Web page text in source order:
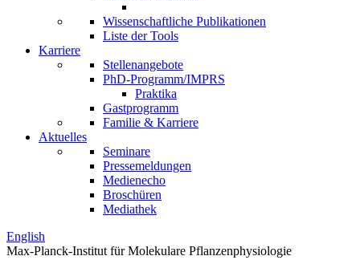
Wissenschaftliche Publikationen
Liste der Tools
Karriere
Stellenangebote
PhD-Programm/IMPRS
Praktika
Gastprogramm
Familie & Karriere
Aktuelles
Seminare
Pressemeldungen
Medienecho
Broschüren
Mediathek
English
Max-Planck-Institut für Molekulare Pflanzenphysiologie